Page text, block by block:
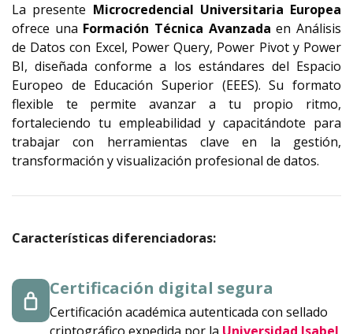
La presente Microcredencial Universitaria Europea
ofrece una Formación Técnica Avanzada en Análisis
de Datos con Excel, Power Query, Power Pivot y Power
BI, diseñada conforme a los estándares del Espacio
Europeo de Educación Superior (EEES). Su formato
flexible te permite avanzar a tu propio ritmo,
fortaleciendo tu empleabilidad y capacitándote para
trabajar con herramientas clave en la gestión,
transformación y visualización profesional de datos.
Características diferenciadoras:
Certificación digital segura
Certificación académica autenticada con sellado